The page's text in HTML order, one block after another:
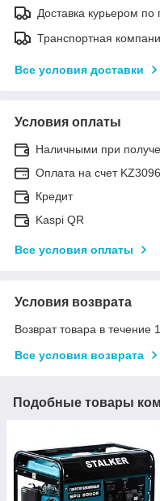
Доставка курьером по
Транспортная
Все условия доставки
Условия оплаты
Наличными при
Оплата на счет
Кредит
Kaspi QR
Все условия оплаты
Условия возврата
Возврат товара в течение
Все условия возврата
Подобные товары